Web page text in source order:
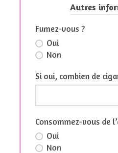
Autres
Fumez-vous ?
Oui
Non
Si oui, combien de
Consommez-vous de
Oui
Non